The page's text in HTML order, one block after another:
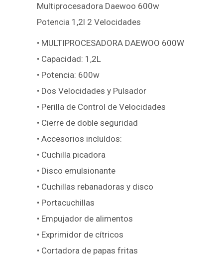
Multiprocesadora Daewoo 600w
Potencia 1,2l 2 Velocidades
• MULTIPROCESADORA DAEWOO 600W
• Capacidad: 1,2L
• Potencia: 600w
• Dos Velocidades y Pulsador
• Perilla de Control de Velocidades
• Cierre de doble seguridad
• Accesorios incluídos:
• Cuchilla picadora
• Disco emulsionante
• Cuchillas rebanadoras y disco
• Portacuchillas
• Empujador de alimentos
• Exprimidor de cítricos
• Cortadora de papas fritas